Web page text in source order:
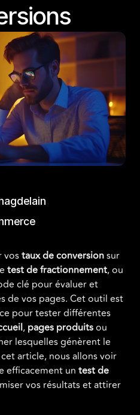
vostaux de conversionsur
test de fractionnement, ou
clé pour évaluer et
de vos pages. Cet outil est
pour tester différentes
, pages produitsou
lesquelles génèrent le
article, nous allons voir
efficacement un test de
vos résultats et attirer